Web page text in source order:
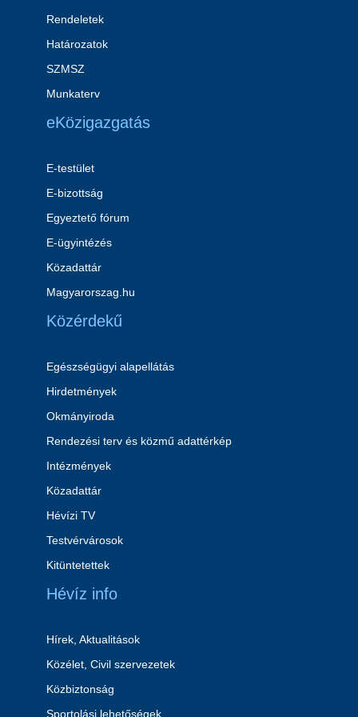
Rendeletek
Határozatok
SZMSZ
Munkaterv
eKözigazgatás
E-testület
E-bizottság
Egyeztető fórum
E-ügyintézés
Közadattár
Magyarorszag.hu
Közérdekű
Egészségügyi alapellátás
Hirdetmények
Okmányiroda
Rendezési terv és közmű adattérkép
Intézmények
Közadattár
Hévízi TV
Testvérvárosok
Kitüntetettek
Hévíz info
Hírek, Aktualitások
Közélet, Civil szervezetek
Közbiztonság
Sportolási lehetőségek